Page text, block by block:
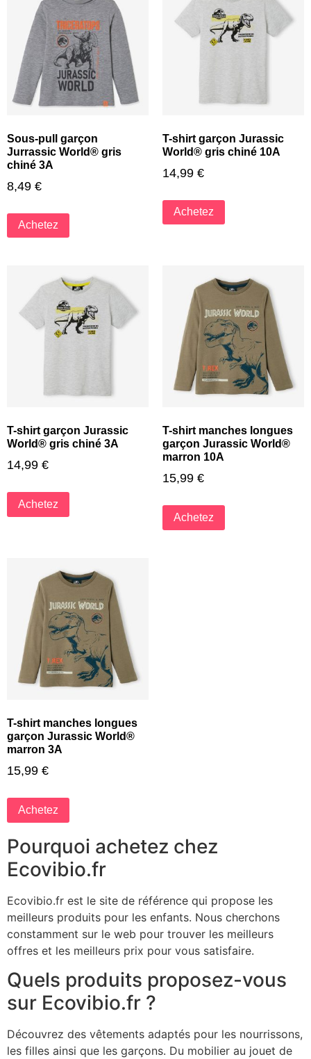
Sous-pull garçon
Jurrassic World® gris
chiné 3A
8,49 €
Achetez
T-shirt garçon Jurassic
World® gris chiné 10A
14,99 €
Achetez
T-shirt garçon Jurassic
World® gris chiné 3A
14,99 €
Achetez
T-shirt manches longues
garçon Jurassic World®
marron 10A
15,99 €
Achetez
T-shirt manches longues
garçon Jurassic World®
marron 3A
15,99 €
Achetez
Pourquoi achetez chez
Ecovibio.fr
Ecovibio.fr est le site de référence qui propose les
meilleurs produits pour les enfants. Nous cherchons
constamment sur le web pour trouver les meilleurs
offres et les meilleurs prix pour vous satisfaire.
Quels produits proposez-vous
sur Ecovibio.fr ?
Découvrez des vêtements adaptés pour les nourrissons,
les filles ainsi que les garçons. Du mobilier au jouet de